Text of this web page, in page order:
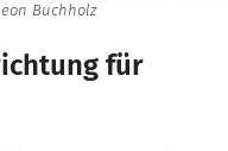
Buchholz
für